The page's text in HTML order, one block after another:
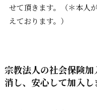
せて頂きます。（＊本人
えております。）
宗教法人の社会保険
消し、安心して加入し